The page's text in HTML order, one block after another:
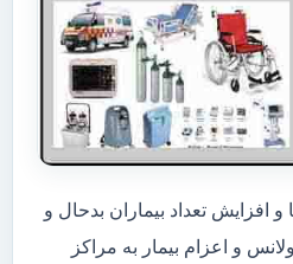
و افزایش تعداد بیماران بدحال و
و اعزام بیمار به مراکز